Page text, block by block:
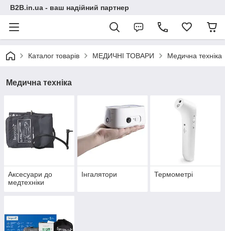
B2B.in.ua - ваш надійний партнер
Каталог товарів МЕДИЧНІ ТОВАРИ Медична техніка
Медична техніка
Аксесуари до
медтехніки
Інгалятори Термометрі